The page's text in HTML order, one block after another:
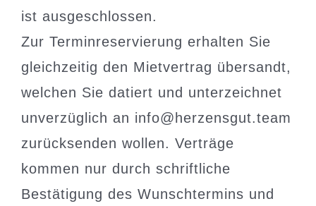
ist ausgeschlossen.
Zur Terminreservierung erhalten Sie
gleichzeitig den Mietvertrag übersandt,
welchen Sie datiert und unterzeichnet
unverzüglich an info@herzensgut.team
zurücksenden wollen. Verträge
kommen nur durch schriftliche
Bestätigung des Wunschtermins und